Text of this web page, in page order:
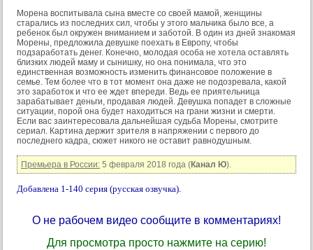
Морена воспитывала сына вместе со своей мамой, женщины
старались из последних сил, чтобы у этого мальчика было все, а
ребенок был окружен вниманием и заботой. В один из дней знакомая
Морены, предложила девушке поехать в Европу, чтобы
подзаработать денег. Конечно, молодая особа не хотела оставлять
близких людей маму и сынишку, но она понимала, что это
единственная возможность изменить финансовое положение в
семье. Тем более что в тот момент она даже не подозревала, какой
это заработок и что ее ждет впереди. Ведь ее приятельница
зарабатывает деньги, продавая людей. Девушка попадет в сложные
ситуации, порой она будет находиться на грани жизни и смерти.
Если вас заинтересовала дальнейшая судьба Морены, смотрите
сериал. Картина держит зрителя в напряжении с первого до
последнего кадра, сюжет никого не оставит равнодушным.
Премьера в России: 5 февраля 2018 года (Канал Ю).
Добавлена 1-140 серия (русская озвучка).
О не рабочем видео сообщите в комментариях!
Для просмотра просто нажмите на серию!